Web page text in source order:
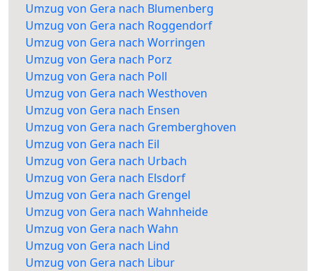
Umzug von Gera nach Blumenberg
Umzug von Gera nach Roggendorf
Umzug von Gera nach Worringen
Umzug von Gera nach Porz
Umzug von Gera nach Poll
Umzug von Gera nach Westhoven
Umzug von Gera nach Ensen
Umzug von Gera nach Gremberghoven
Umzug von Gera nach Eil
Umzug von Gera nach Urbach
Umzug von Gera nach Elsdorf
Umzug von Gera nach Grengel
Umzug von Gera nach Wahnheide
Umzug von Gera nach Wahn
Umzug von Gera nach Lind
Umzug von Gera nach Libur